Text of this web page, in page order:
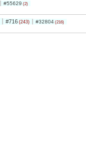
#55629 (2)
#716 (243) #32804 (216)